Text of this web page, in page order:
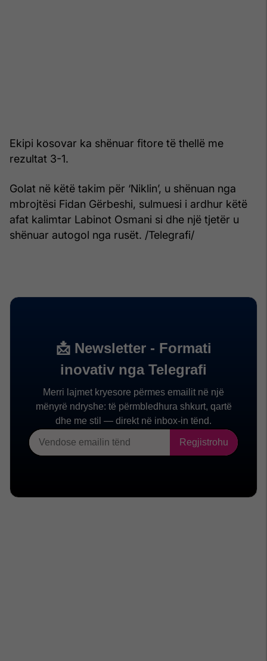
Ekipi kosovar ka shënuar fitore të thellë me
rezultat 3-1.
Golat në këtë takim për ‘Niklin’, u shënuan nga
mbrojtësi Fidan Gërbeshi, sulmuesi i ardhur këtë
afat kalimtar Labinot Osmani si dhe një tjetër u
shënuar autogol nga rusët. /Telegrafi/